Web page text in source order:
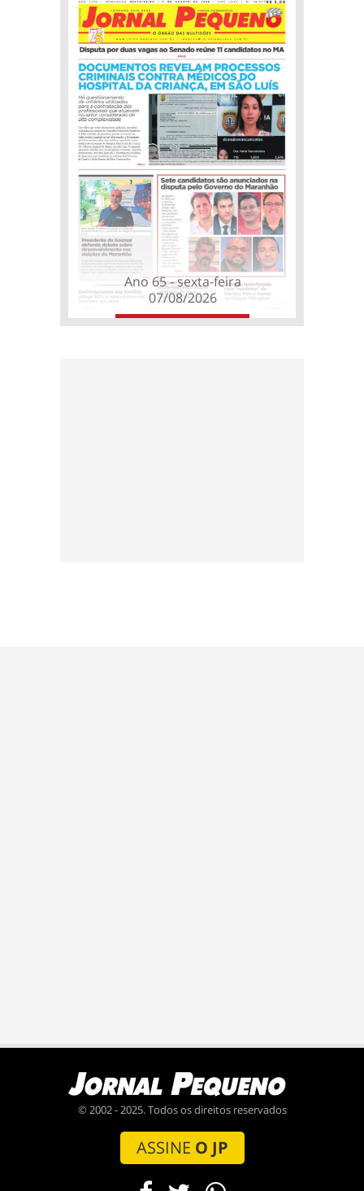
Ano 65 - sexta-feira
07/08/2026
© 2002 - 2025. Todos os direitos reservados
ASSINE O JP